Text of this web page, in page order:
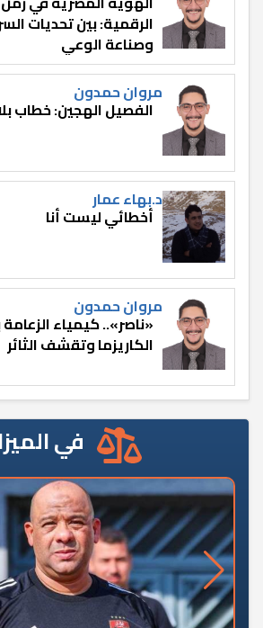
الرقمية: بين تحديات
وصناعة الوعي
مروان حمدون
الفصيل الهجين: خطاب
د.بهاء عمار
أخطائي ليست أنا
مروان حمدون
«ناصر».. كيمياء
الكاريزما وتقشف الثائر
في